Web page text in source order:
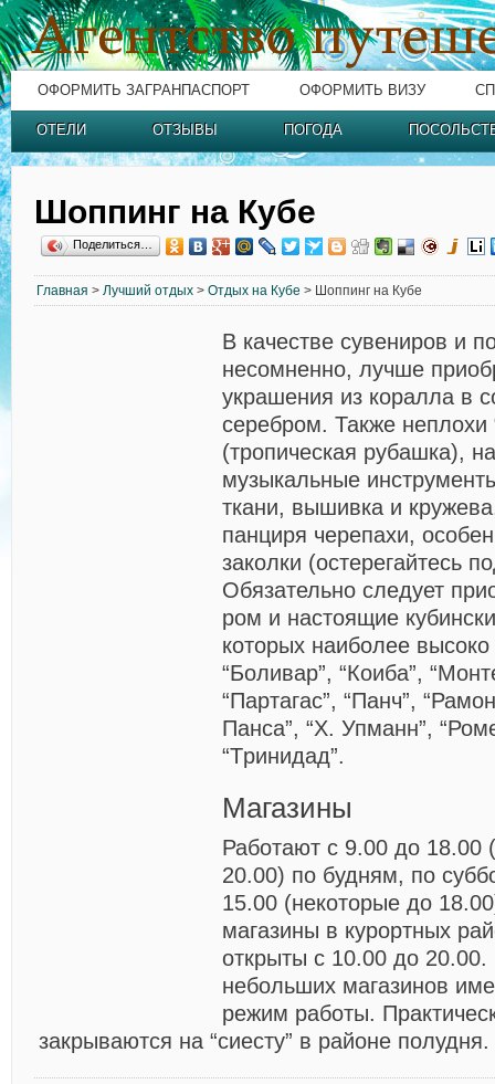
ОФОРМИТЬ ЗАГРАНПАСПОРТ ОФОРМИТЬ ВИЗУ
ОТЕЛИ ОТЗЫВЫ ПОГОДА
Шоппинг на Кубе
Поделиться…
Главная > Лучший отдых > Отдых на Кубе > Шоппинг на Кубе
В качестве сувениров и
несомненно, лучше
украшения из коралла в
серебром. Также неплохи
(тропическая рубашка),
музыкальные
ткани, вышивка и
панциря черепахи,
заколки (остерегайтесь
Обязательно следует
ром и настоящие
которых наиболее
“Боливар”, “Коиба”,
“Партагас”, “Панч”,
Панса”, “Х. Упманн”,
“Tринидад”.
Магазины
Работают с 9.00 до 18.00
20.00) по будням, по
15.00 (некоторые до
магазины в курортных
открыты с 10.00 до
небольших магазинов
режим работы.
закрываются на “сиесту” в районе полудня.